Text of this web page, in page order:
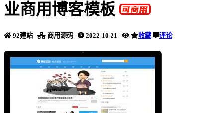
业商用博客模板
92建站 商用源码 2022-10-21 收藏 评论